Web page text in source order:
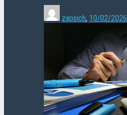
zapsich, 10/02/2026